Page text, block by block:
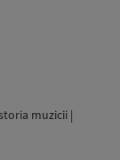
muzicii |